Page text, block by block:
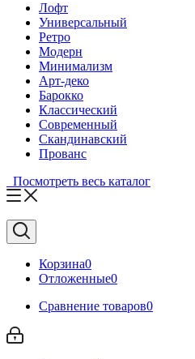
Лофт
Универсальный
Ретро
Модерн
Минимализм
Арт-деко
Барокко
Классический
Современный
Скандинавский
Прованс
Посмотреть весь каталог
Корзина0
Отложенные0
Сравнение товаров0